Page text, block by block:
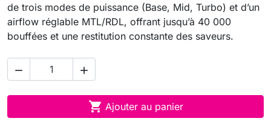
de trois modes de puissance (Base, Mid, Turbo) et d’un
airflow réglable MTL/RDL, offrant jusqu’à 40 000
bouffées et une restitution constante des saveurs.
 
 Ajouter au panier